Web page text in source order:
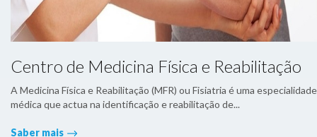
Centro de Medicina Física e Reabilitação
A Medicina Física e Reabilitação (MFR) ou Fisiatria é uma especialidade
médica que actua na identificação e reabilitação de...
Saber mais